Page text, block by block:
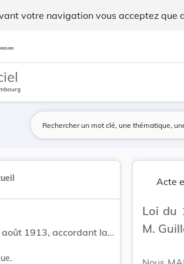
votre navigation vous acceptez que
A58 Loi du 11 août 1913, accordant la naturalisation à M. Guillaume Zunker, aubergiste à Dudelange.
Acte
Loi du
M.